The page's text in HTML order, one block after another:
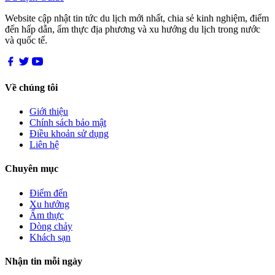
Website cập nhật tin tức du lịch mới nhất, chia sẻ kinh nghiệm, điểm
đến hấp dẫn, ẩm thực địa phương và xu hướng du lịch trong nước
và quốc tế.
Về chúng tôi
Giới thiệu
Chính sách bảo mật
Điều khoản sử dụng
Liên hệ
Chuyên mục
Điểm đến
Xu hướng
Ẩm thực
Dòng chảy
Khách sạn
Nhận tin mỗi ngày